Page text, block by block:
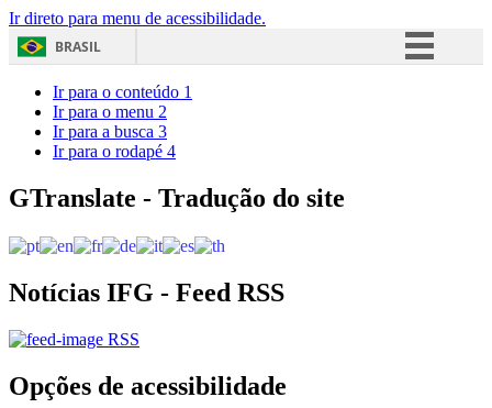
Ir direto para menu de acessibilidade.
BRASIL
Acesso à informação
Ir para o conteúdo 1
Ir para o menu 2
Ir para a busca 3
Ir para o rodapé 4
GTranslate - Tradução do site
Notícias IFG - Feed RSS
RSS
Opções de acessibilidade